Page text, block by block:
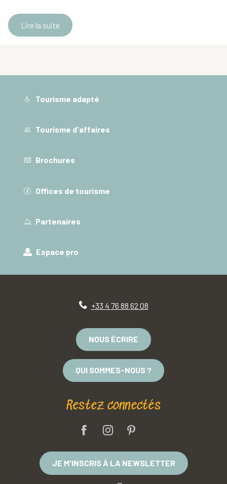
Lire la suite
Tourisme adapté
Tourisme d'affaires
Brochures
Offices de tourisme
Partenaires
Espace pro
+33 4 76 88 62 08
NOUS ÉCRIRE
QUI SOMMES-NOUS ?
Restez connectés
JE M'INSCRIS À LA NEWSLETTER